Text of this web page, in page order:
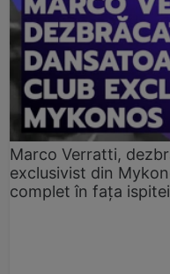
Marco Verratti,
exclusivist din
complet în fața